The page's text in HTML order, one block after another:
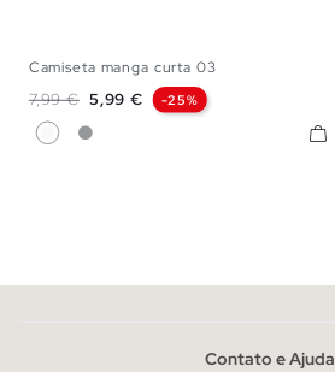
Camiseta manga curta 03
Preço normal
7,99 € Preço
5,99 € -25%
BrancoMelange Meio
Contato e Ajuda